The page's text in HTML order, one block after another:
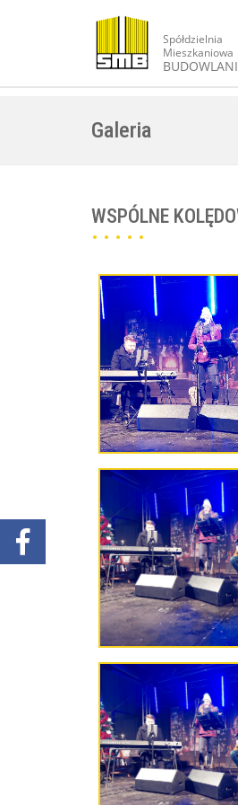
Spółdzielnia
Mieszkaniowa
BUDOWLANI
Galeria
WSPÓLNE